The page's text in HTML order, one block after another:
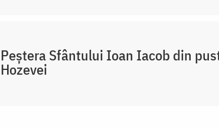
Peștera Sfântului Ioan Iacob din
Hozevei